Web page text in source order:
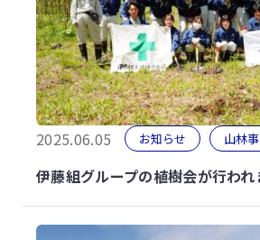
2025.06.05 お知らせ 山林
伊藤組グループの植樹会が行われ